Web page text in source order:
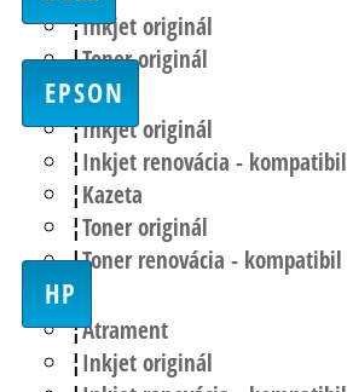
Inkjet originál
Toner originál
EPSON
Inkjet originál
Inkjet renovácia - kompatibil
Kazeta
Toner originál
Toner renovácia - kompatibil
HP
Atrament
Inkjet originál